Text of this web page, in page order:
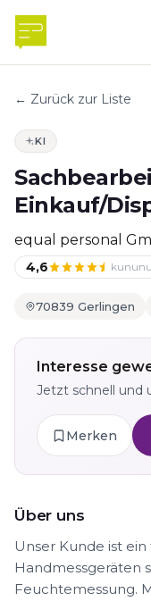
← Zurück zur Liste
KI
Einkauf/
equal personal
4,6 kununu
70839 Gerlingen
Interesse
Jetzt schnell und
Merken
Über uns
Unser Kunde ist
Handmessgeräten
Feuchtemessung.